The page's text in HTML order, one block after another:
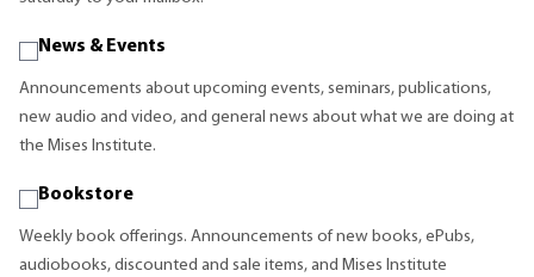
News & Events
Announcements about upcoming events, seminars, publications,
new audio and video, and general news about what we are doing at
the Mises Institute.
Bookstore
Weekly book offerings. Announcements of new books, ePubs,
audiobooks, discounted and sale items, and Mises Institute